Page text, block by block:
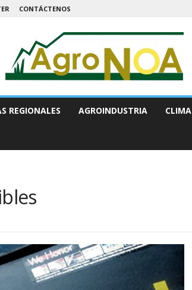
CONTÁCTENOS
REGIONALES AGROINDUSTRIA CLIMA